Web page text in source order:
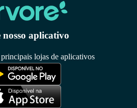
nosso aplicativo
lojas de aplicativos